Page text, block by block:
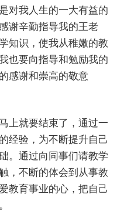
对我人生的一大有益的
谢辛勤指导我的王老
知识，使我从稚嫩的教
也要向指导和勉励我的
感谢和崇高的敬意
上就要结束了，通过一
经验，为不断提升自己
。通过向同事们请教学
，不断的体会到从事教
教育事业的心，把自己